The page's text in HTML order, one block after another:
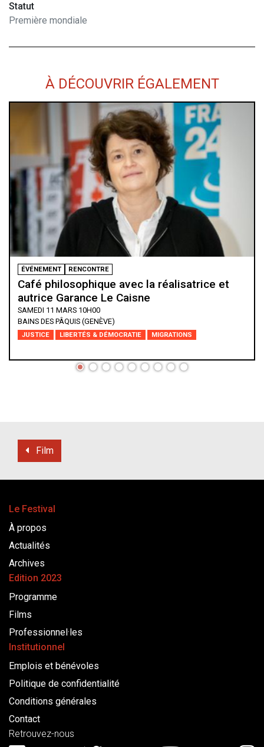
Statut
Première mondiale
À DÉCOUVRIR ÉGALEMENT
FORUM
Migration : le double standard en question
VENDREDI 17 MARS 20H15
ESPACE PITOËFF - THÉÂTRE
DROIT INTERNATIONAL MIGRATIONS
Film
Le Festival
À propos
Actualités
Archives
Edition 2023
Programme
Films
Professionnel·les
Institutionnel
Emplois et bénévoles
Politique de confidentialité
Conditions générales
Contact
Retrouvez-nous